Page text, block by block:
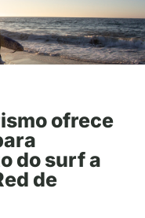
ofrece
do surf a
de